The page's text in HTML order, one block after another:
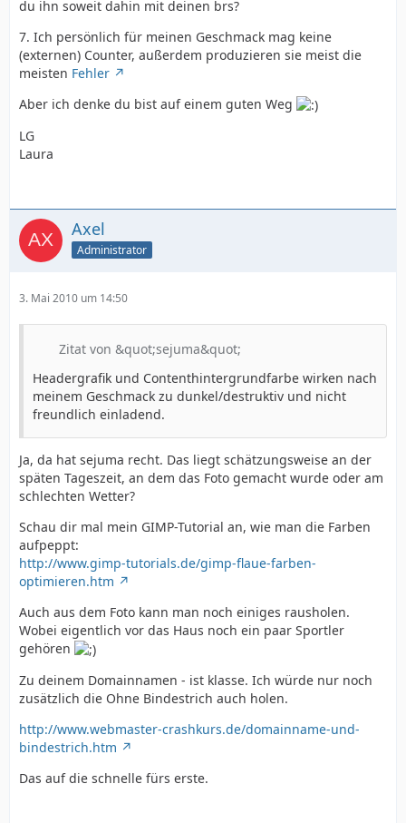
du ihn soweit dahin mit deinen brs?
7. Ich persönlich für meinen Geschmack mag keine
(externen) Counter, außerdem produzieren sie meist die
meisten Fehler
Aber ich denke du bist auf einem guten Weg
LG
Laura
Axel
Administrator
3. Mai 2010 um 14:50
Zitat von &quot;sejuma&quot;
Headergrafik und Contenthintergrundfarbe wirken nach
meinem Geschmack zu dunkel/destruktiv und nicht
freundlich einladend.
Ja, da hat sejuma recht. Das liegt schätzungsweise an der
späten Tageszeit, an dem das Foto gemacht wurde oder am
schlechten Wetter?
Schau dir mal mein GIMP-Tutorial an, wie man die Farben
aufpeppt:
http://www.gimp-tutorials.de/gimp-flaue-farben-
optimieren.htm
Auch aus dem Foto kann man noch einiges rausholen.
Wobei eigentlich vor das Haus noch ein paar Sportler
gehören
Zu deinem Domainnamen - ist klasse. Ich würde nur noch
zusätzlich die Ohne Bindestrich auch holen.
http://www.webmaster-crashkurs.de/domainname-und-
bindestrich.htm
Das auf die schnelle fürs erste.